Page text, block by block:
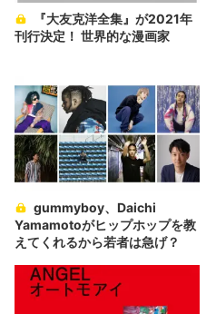
刊行決定！ 世界的な漫画家
Yamamotoがヒップホップを教
えてくれるから若者は急げ？